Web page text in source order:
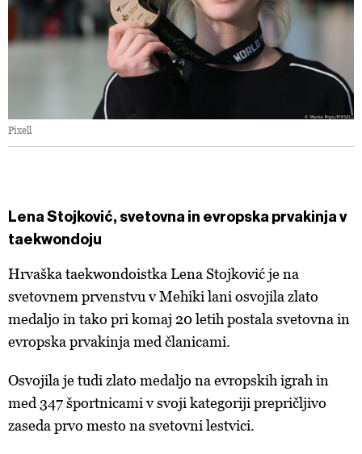
Pixell
Lena Stojković, svetovna in evropska prvakinja v
taekwondoju
Hrvaška taekwondoistka Lena Stojković je na
svetovnem prvenstvu v Mehiki lani osvojila zlato
medaljo in tako pri komaj 20 letih postala svetovna in
evropska prvakinja med članicami.
Osvojila je tudi zlato medaljo na evropskih igrah in
med 347 športnicami v svoji kategoriji prepričljivo
zaseda prvo mesto na svetovni lestvici.